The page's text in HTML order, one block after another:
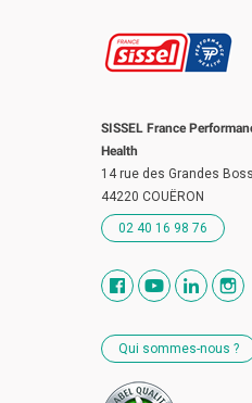
SISSEL France
Health
14 rue des Grandes
44220 COUËRON
02 40 16 98 76
Qui sommes-nous ?